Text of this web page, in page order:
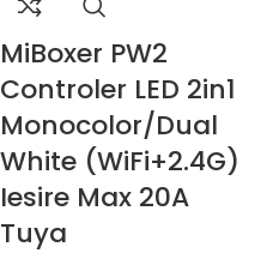
MiBoxer PW2
Controler LED 2in1
Monocolor/Dual
White (WiFi+2.4G)
Iesire Max 20A
Tuya